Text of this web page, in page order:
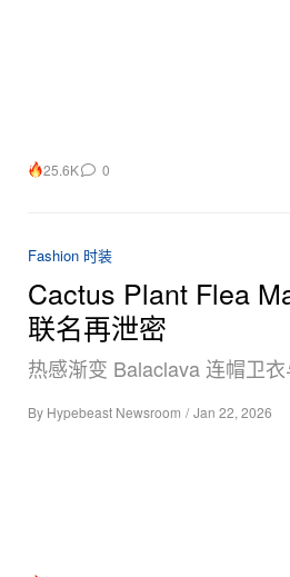
25.6K 0
Fashion 时装
Cactus Plant Flea
联名再泄密
热感渐变 Balaclava 连帽卫
By Hypebeast Newsroom / Jan 22, 2026